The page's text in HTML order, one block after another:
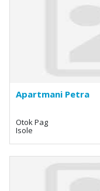
Apartmani Petra
Otok Pag
Isole